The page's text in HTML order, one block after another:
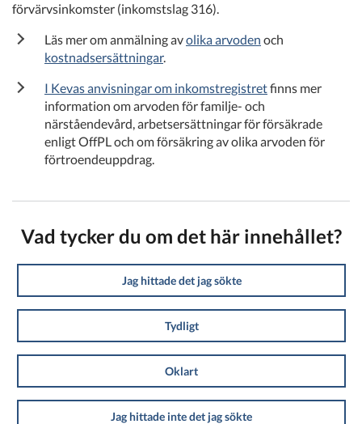
förvärvsinkomster (inkomstslag 316).
Läs mer om anmälning avolika arvoden och
kostnadsersättningar.
I Kevas anvisningar om inkomstregistretfinns mer
information om arvoden för familje- och
närståendevård, arbetsersättningar för försäkrade
enligt OffPL och om försäkring av olika arvoden för
förtroendeuppdrag.
Vad tycker du om det här innehållet?
Jag hittade det jag sökte
Tydligt
Oklart
Jag hittade inte det jag sökte